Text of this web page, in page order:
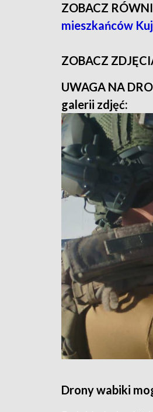
ZOBACZ
mieszkańców
ZOBACZ
UWAGA NA
galerii zdjęć:
Drony wabiki